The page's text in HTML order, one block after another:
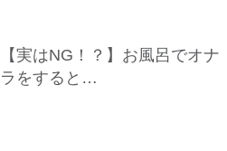
【実はNG！？】お風呂でオナ
ラをすると…